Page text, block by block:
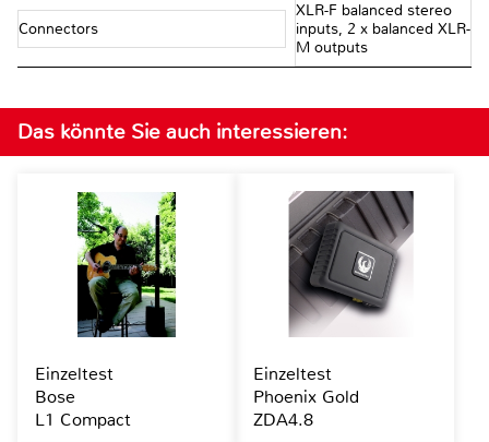
Connectors
XLR-F balanced stereo
inputs, 2 x balanced XLR-
M outputs
Das könnte Sie auch interessieren:
Einzeltest
Bose
L1 Compact
Einzeltest
Phoenix Gold
ZDA4.8